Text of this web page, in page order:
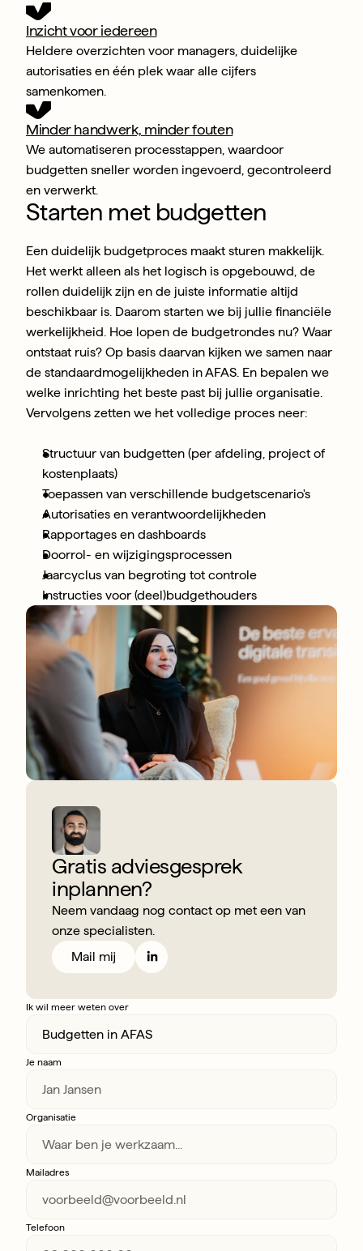
Inzicht voor iedereen
Heldere overzichten voor managers, duidelijke
autorisaties en één plek waar alle cijfers
samenkomen.
Minder handwerk, minder fouten
We automatiseren processtappen, waardoor
budgetten sneller worden ingevoerd, gecontroleerd
en verwerkt.
Starten met budgetten
Een duidelijk budgetproces maakt sturen makkelijk.
Het werkt alleen als het logisch is opgebouwd, de
rollen duidelijk zijn en de juiste informatie altijd
beschikbaar is. Daarom starten we bij jullie financiële
werkelijkheid. Hoe lopen de budgetrondes nu? Waar
ontstaat ruis? Op basis daarvan kijken we samen naar
de standaardmogelijkheden in AFAS. En bepalen we
welke inrichting het beste past bij jullie organisatie.
Vervolgens zetten we het volledige proces neer:
Structuur van budgetten (per afdeling, project of
kostenplaats)
Toepassen van verschillende budgetscenario's
Autorisaties en verantwoordelijkheden
Rapportages en dashboards
Doorrol- en wijzigingsprocessen
Jaarcyclus van begroting tot controle
Instructies voor (deel)budgethouders
Gratis adviesgesprek
inplannen?
Neem vandaag nog contact op met een van
onze specialisten.
Mail mij
Ik wil meer weten over
Je naam
Organisatie
Mailadres
Telefoon